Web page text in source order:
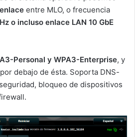
entre MLO, o frecuencia
o incluso enlace LAN 10 GbE
Personal y WPA3-Enterprise, y
debajo de ésta. Soporta DNS-
bloqueo de dispositivos